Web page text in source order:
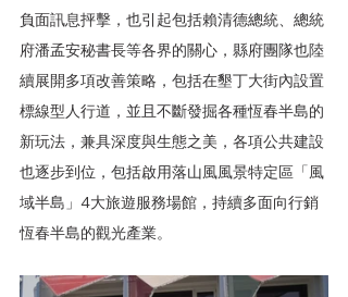
負面訊息抨擊，也引起包括賴清德總統、總統
府潘孟安秘書長等各界的關心，縣府團隊也陸
續展開多項改善策略，包括在墾丁大街內設置
標線型人行道，並且不斷發掘各種恆春半島的
新玩法，兼具深度與生態之美，各項公共建設
也逐步到位，包括啟用落山風風景特定區「風
域半島」4大旅遊服務場館，持續多面向行銷
恆春半島的觀光產業。